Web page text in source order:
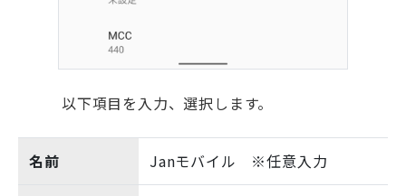
以下項目を入力、選択します。
名前 Janモバイル ※任意入力